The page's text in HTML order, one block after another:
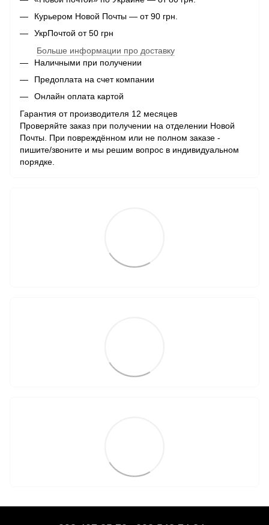
Курьером Новой Почты — от 90 грн.
УкрПочтой от 50 грн
Больше информации про доставку
Наличными при получении
Предоплата на счет компании
Онлайн оплата картой
Гарантия от производителя 12 месяцев
Проверяйте заказ при получении на отделении Новой
Почты. При повреждённом или не полном заказе -
пишите/звоните и мы решим вопрос в индивидуальном
порядке.